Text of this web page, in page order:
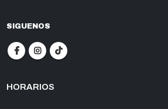
SIGUENOS
HORARIOS